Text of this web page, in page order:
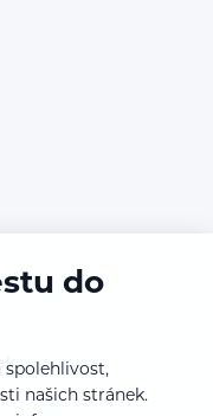
do
spolehlivost,
našich stránek.